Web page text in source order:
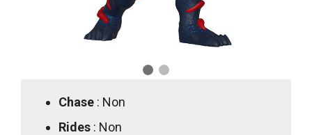
Chase : Non
Rides : Non